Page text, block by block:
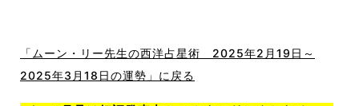
「ムーン・リー先生の西洋占星術 2025年2月19日～
2025年3月18日の運勢」に戻る